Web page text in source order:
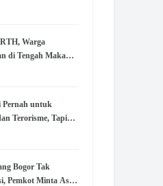
Warga
di Tengah Makam
untuk
Terorisme, Tapi
Bogor Tak
Pemkot Minta Aset